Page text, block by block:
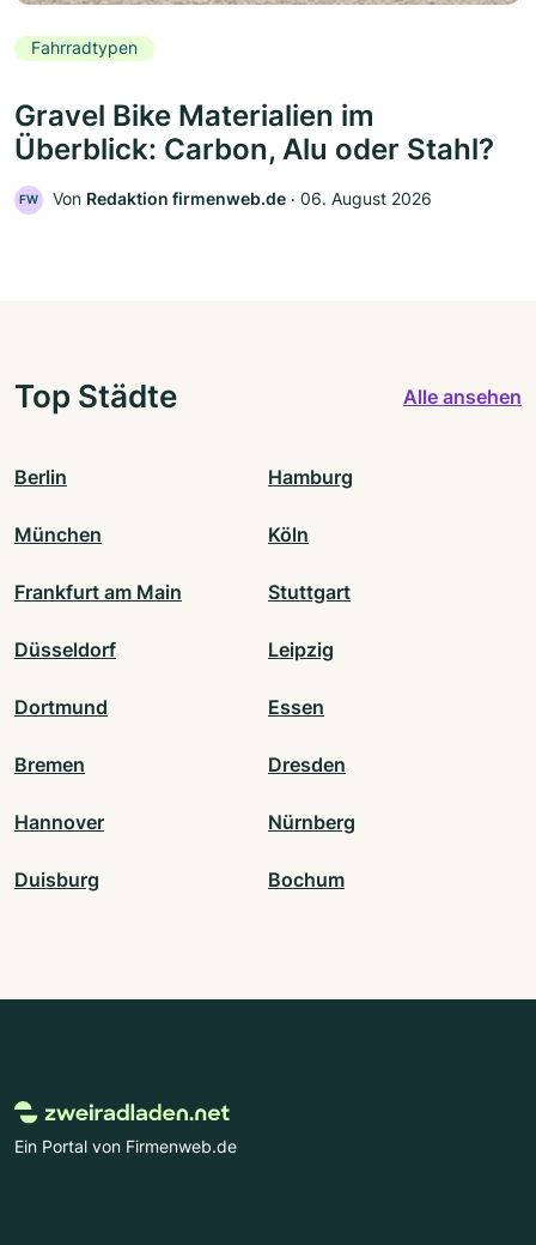
Fahrradtypen
Gravel Bike Materialien im
Überblick: Carbon, Alu oder Stahl?
FW Von Redaktion firmenweb.de ‧ 06. August 2026
Top Städte Alle ansehen
Berlin Hamburg
München Köln
Frankfurt am Main Stuttgart
Düsseldorf Leipzig
Dortmund Essen
Bremen Dresden
Hannover Nürnberg
Duisburg Bochum
Ein Portal von Firmenweb.de